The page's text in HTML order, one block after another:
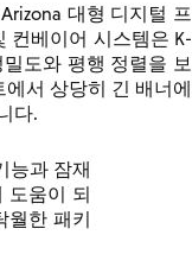
대형 디지털 프
컨베이어 시스템은 K-
도와 평행 정렬을 보
서 상당히 긴 배너에
다.
능과 잠재
도움이 되
한 패키